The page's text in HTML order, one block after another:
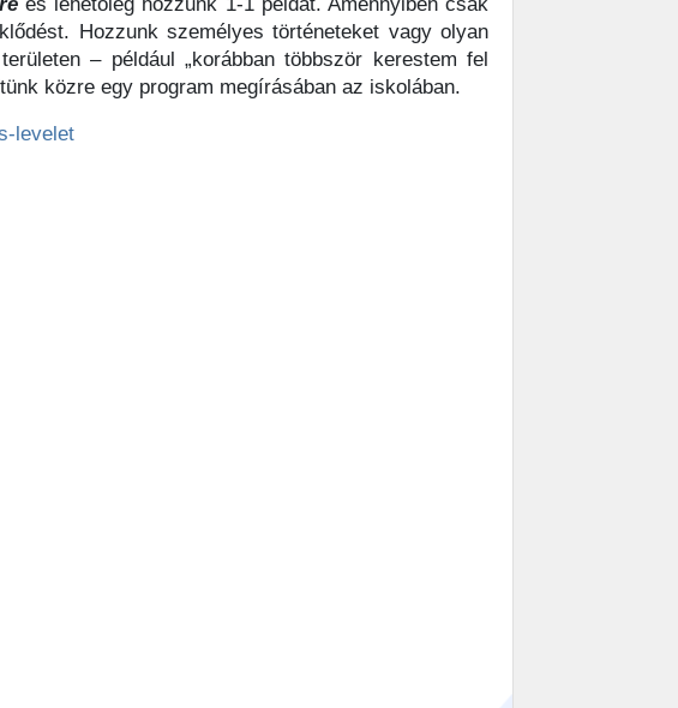
Hozzunk személyes történeteket vagy olyan
– például „korábban többször kerestem fel
közre egy program megírásában az iskolában.
levelet